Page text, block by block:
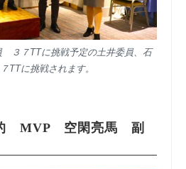
３７TTに挑戦予定の土井委員、石
TTに挑戦されます。
的 MVP 空閑亮馬 副